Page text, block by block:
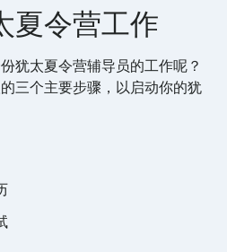
夏令营工作
犹太夏令营辅导员的工作呢？
三个主要步骤，以启动你的犹